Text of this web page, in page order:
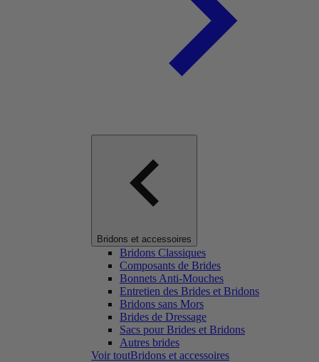
Bridons et accessoires
Bridons Classiques
Composants de Brides
Bonnets Anti-Mouches
Entretien des Brides et Bridons
Bridons sans Mors
Brides de Dressage
Sacs pour Brides et Bridons
Autres brides
Voir toutBridons et accessoires